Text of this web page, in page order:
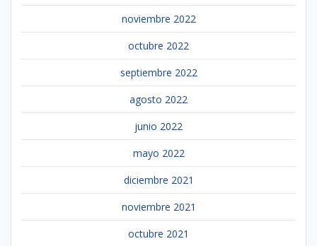
noviembre 2022
octubre 2022
septiembre 2022
agosto 2022
junio 2022
mayo 2022
diciembre 2021
noviembre 2021
octubre 2021